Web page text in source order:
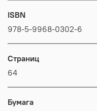
ISBN
978-5-9968-0302-6
Страниц
64
Бумага